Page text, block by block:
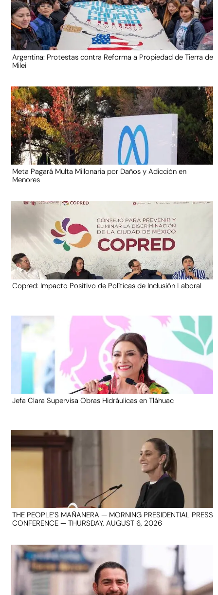
Argentina: Protestas contra Reforma a Propiedad de Tierra de
Milei
Meta Pagará Multa Millonaria por Daños y Adicción en
Menores
Copred: Impacto Positivo de Políticas de Inclusión Laboral
Jefa Clara Supervisa Obras Hidráulicas en Tláhuac
THE PEOPLE’S MAÑANERA — MORNING PRESIDENTIAL PRESS
CONFERENCE — THURSDAY, AUGUST 6, 2026